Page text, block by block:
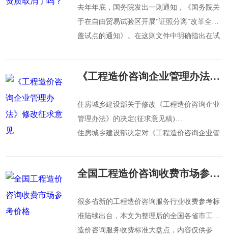
去年年底，国务院发出一则通知，《国务院关
于在自由贸易试验区开展“证照分离”改革全覆
盖试点的通知》。在这则文件中明确指出在试
《工程造价咨询企业管理办法》修改征求意见
住房城乡建设部关于修改《工程造价咨询企业
管理办法》的决定(征求意见稿)
住房城乡建设部决定对《工程造价咨询企业管
全国工程造价咨询收费市场参考价格
很多省新的工程造价咨询服务行业收费参考标
准陆续出台，本文为整理后的全国各省市工程
造价咨询服务收费标准大盘点，内容仅供参